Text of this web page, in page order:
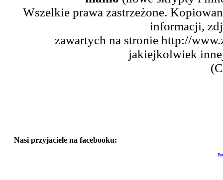
Wszelkie prawa zastrzeżone.
informacji,
zawartych na stronie http://
jakiejkolwiek
Nasi przyjaciele na facebooku: